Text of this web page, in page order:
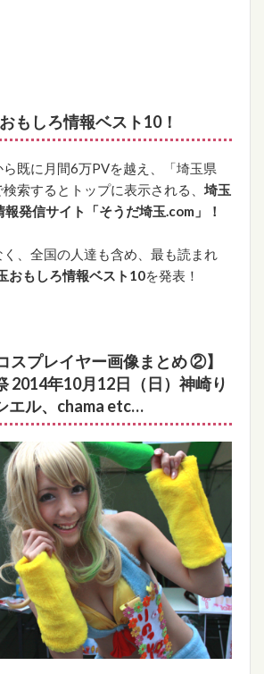
もしろ情報ベスト10！
ら既に月間6万PVを越え、「埼玉県
索するとトップに表示される、 埼玉
発信サイト「そうだ埼玉.com」！
、全国の人達も含め、最も読まれ
おもしろ情報ベスト10を発表！
プレイヤー画像まとめ ②】
2014年10月12日（日）神崎り
エル、chama etc…